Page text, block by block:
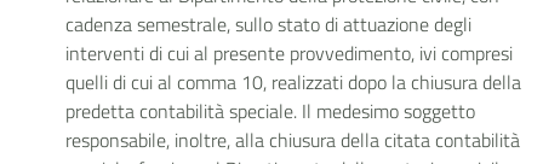
cadenza semestrale, sullo stato di attuazione degli
interventi di cui al presente provvedimento, ivi compresi
quelli di cui al comma 10, realizzati dopo la chiusura della
predetta contabilità speciale. Il medesimo soggetto
responsabile, inoltre, alla chiusura della citata contabilità